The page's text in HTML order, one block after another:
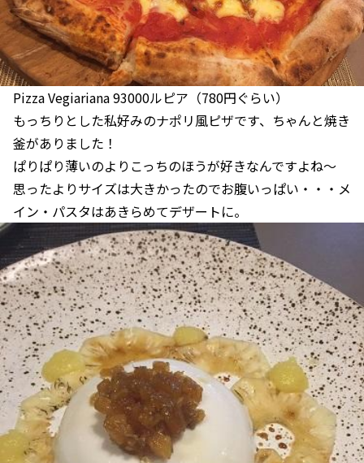
Pizza Vegiariana 93000ルピア（780円ぐらい）
もっちりとした私好みのナポリ風ピザです、ちゃんと焼き
釜がありました！
ぱりぱり薄いのよりこっちのほうが好きなんですよね～
思ったよりサイズは大きかったのでお腹いっぱい・・・メ
イン・パスタはあきらめてデザートに。